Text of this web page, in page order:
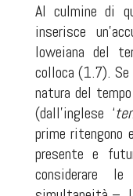
Al culmine di
inserisce
loweiana del
colloca (1.7).
natura del
(dall’inglese ‘
prime ritengono
presente e
considerare